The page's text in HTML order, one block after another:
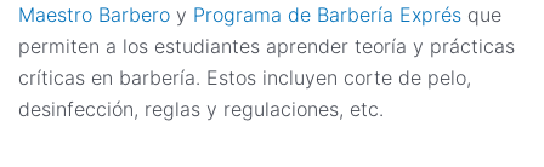
Maestro Barbero y Programa de Barbería Exprés que
permiten a los estudiantes aprender teoría y prácticas
críticas en barbería. Estos incluyen corte de pelo,
desinfección, reglas y regulaciones, etc.